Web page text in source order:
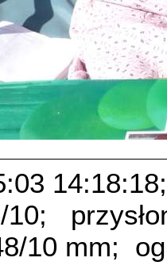
14:18:18;
10 mm;